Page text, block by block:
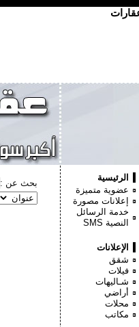
بحث عن :
الرئيسية
عضوية متميزة
إعلانات مصورة
خدمة الرسائل
النصية SMS
الإعلانات
شقق
فيلات
شـاليهات
أراضي
محلات
مكاتب